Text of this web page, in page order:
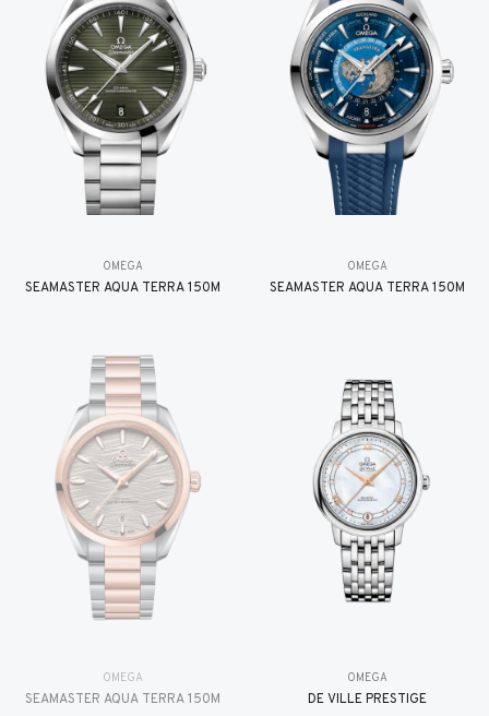
OMEGA
SEAMASTER AQUA TERRA 150M
OMEGA
SEAMASTER AQUA TERRA 150M
OMEGA
SEAMASTER AQUA TERRA 150M
OMEGA
DE VILLE PRESTIGE